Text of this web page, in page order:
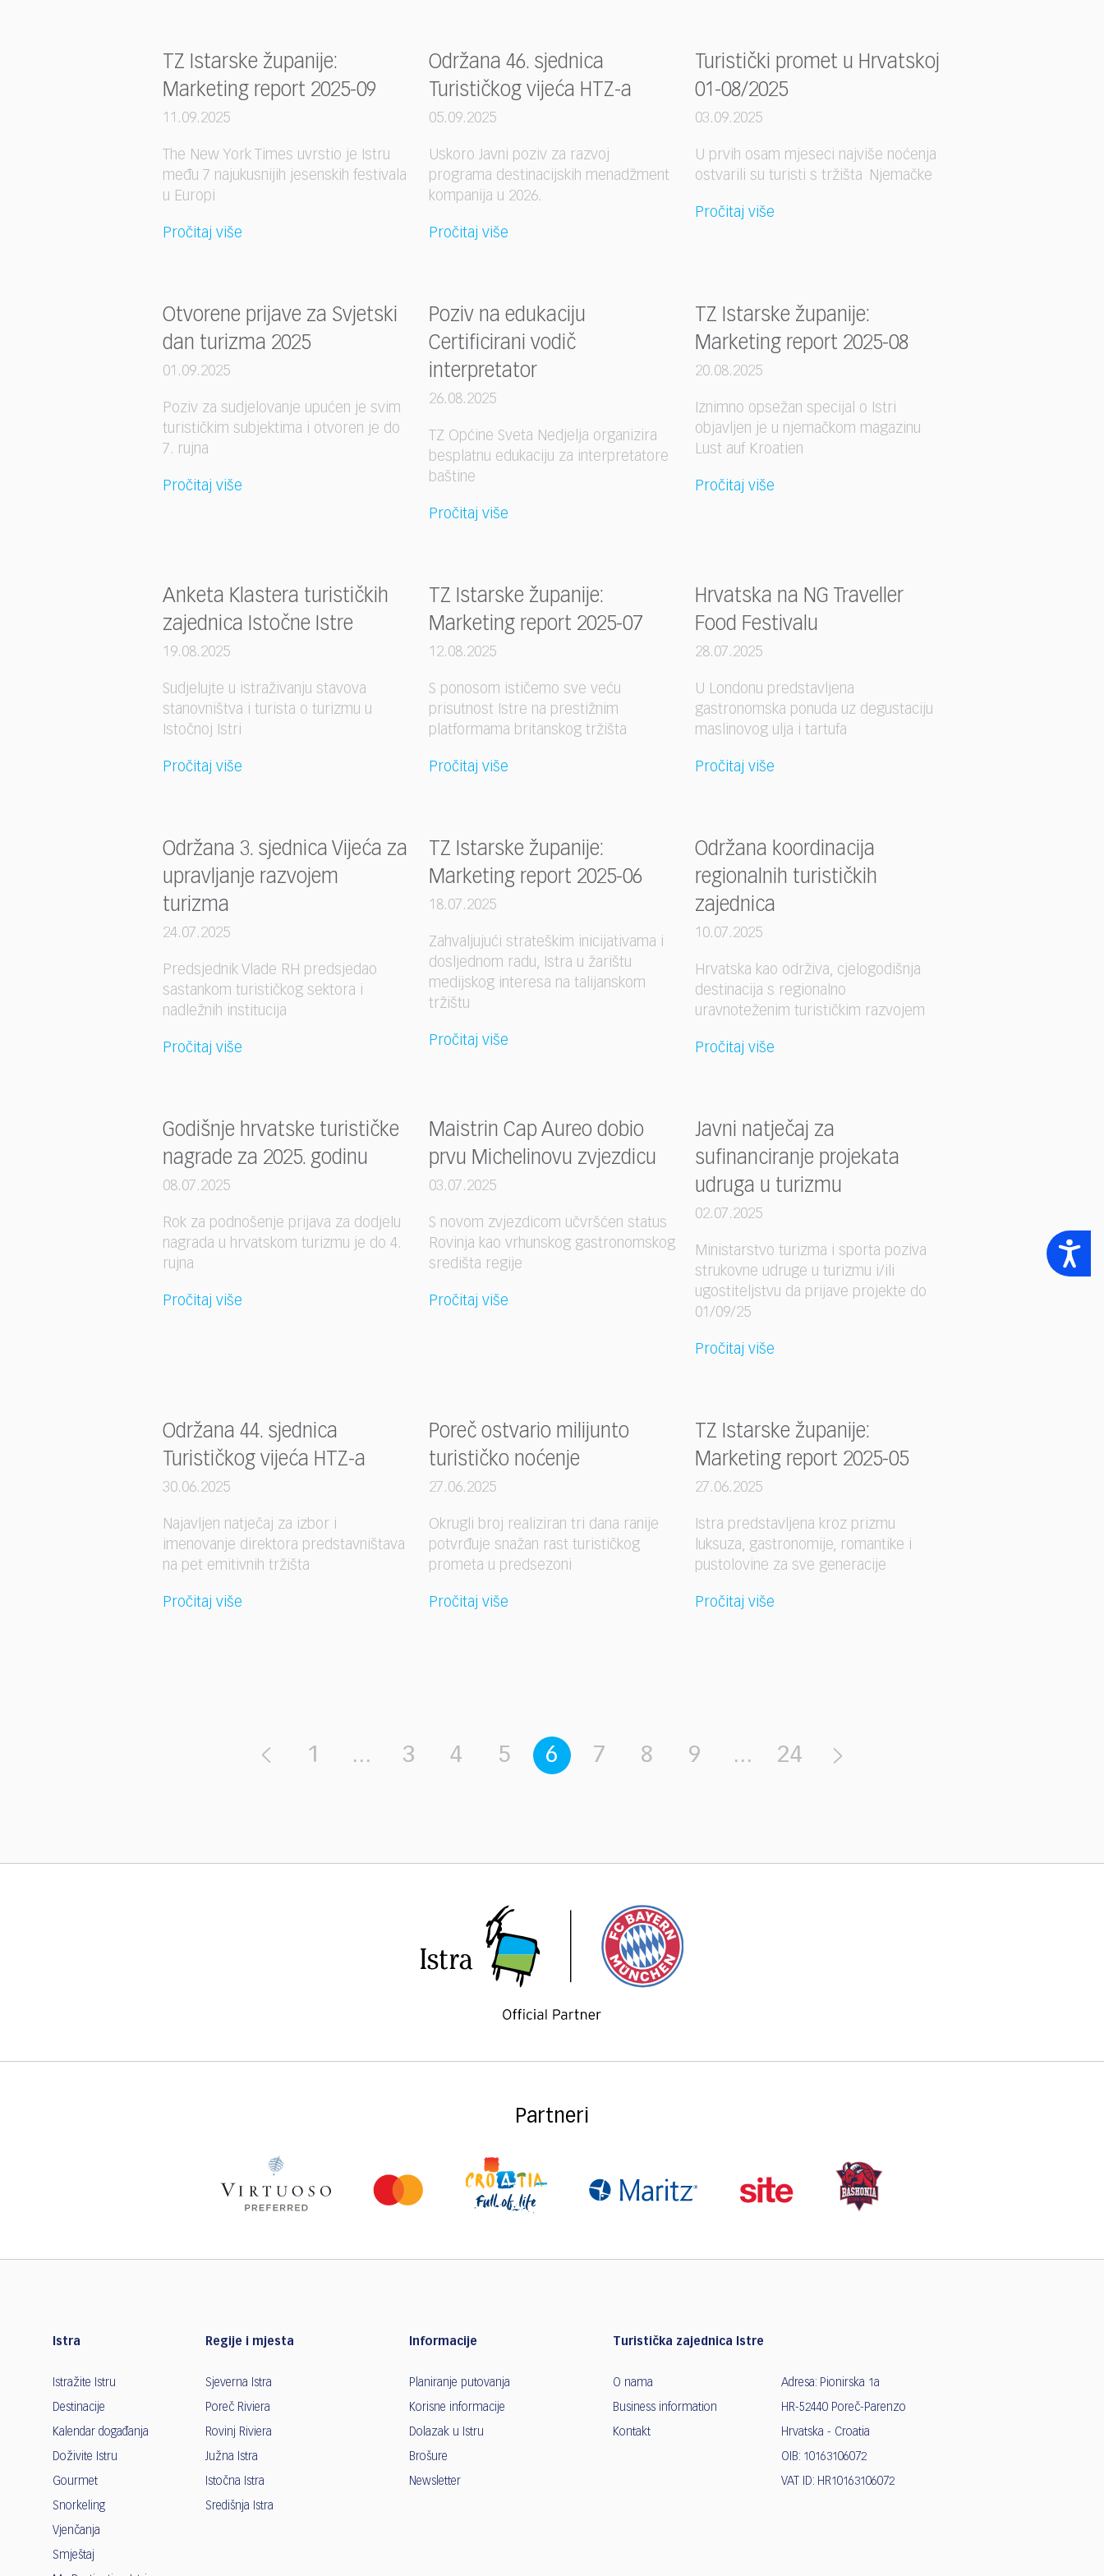
Accessibility
TZ Istarske županije:
Marketing report 2025-09
11.09.2025
The New York Times uvrstio je Istru
među 7 najukusnijih jesenskih festivala
u Europi
Pročitaj više
Održana 46. sjednica
Turističkog vijeća HTZ-a
05.09.2025
Uskoro Javni poziv za razvoj
programa destinacijskih menadžment
kompanija u 2026.
Pročitaj više
Turistički promet u Hrvatskoj
01-08/2025
03.09.2025
U prvih osam mjeseci najviše noćenja
ostvarili su turisti s tržišta Njemačke
Pročitaj više
Otvorene prijave za Svjetski
dan turizma 2025
01.09.2025
Poziv za sudjelovanje upućen je svim
turističkim subjektima i otvoren je do
7. rujna
Pročitaj više
Poziv na edukaciju
Certificirani vodič
interpretator
26.08.2025
TZ Općine Sveta Nedjelja organizira
besplatnu edukaciju za interpretatore
baštine
Pročitaj više
TZ Istarske županije:
Marketing report 2025-08
20.08.2025
Iznimno opsežan specijal o Istri
objavljen je u njemačkom magazinu
Lust auf Kroatien
Pročitaj više
Anketa Klastera turističkih
zajednica Istočne Istre
19.08.2025
Sudjelujte u istraživanju stavova
stanovništva i turista o turizmu u
Istočnoj Istri
Pročitaj više
TZ Istarske županije:
Marketing report 2025-07
12.08.2025
S ponosom ističemo sve veću
prisutnost Istre na prestižnim
platformama britanskog tržišta
Pročitaj više
Hrvatska na NG Traveller
Food Festivalu
28.07.2025
U Londonu predstavljena
gastronomska ponuda uz degustaciju
maslinovog ulja i tartufa
Pročitaj više
Održana 3. sjednica Vijeća za
upravljanje razvojem
turizma
24.07.2025
Predsjednik Vlade RH predsjedao
sastankom turističkog sektora i
nadležnih institucija
Pročitaj više
TZ Istarske županije:
Marketing report 2025-06
18.07.2025
Zahvaljujući strateškim inicijativama i
dosljednom radu, Istra u žarištu
medijskog interesa na talijanskom
tržištu
Pročitaj više
Održana koordinacija
regionalnih turističkih
zajednica
10.07.2025
Hrvatska kao održiva, cjelogodišnja
destinacija s regionalno
uravnoteženim turističkim razvojem
Pročitaj više
Godišnje hrvatske turističke
nagrade za 2025. godinu
08.07.2025
Rok za podnošenje prijava za dodjelu
nagrada u hrvatskom turizmu je do 4.
rujna
Pročitaj više
Maistrin Cap Aureo dobio
prvu Michelinovu zvjezdicu
03.07.2025
S novom zvjezdicom učvršćen status
Rovinja kao vrhunskog gastronomskog
središta regije
Pročitaj više
Javni natječaj za
sufinanciranje projekata
udruga u turizmu
02.07.2025
Ministarstvo turizma i sporta poziva
strukovne udruge u turizmu i/ili
ugostiteljstvu da prijave projekte do
01/09/25
Pročitaj više
Održana 44. sjednica
Turističkog vijeća HTZ-a
30.06.2025
Najavljen natječaj za izbor i
imenovanje direktora predstavništava
na pet emitivnih tržišta
Pročitaj više
Poreč ostvario milijunto
turističko noćenje
27.06.2025
Okrugli broj realiziran tri dana ranije
potvrđuje snažan rast turističkog
prometa u predsezoni
Pročitaj više
TZ Istarske županije:
Marketing report 2025-05
27.06.2025
Istra predstavljena kroz prizmu
luksuza, gastronomije, romantike i
pustolovine za sve generacije
Pročitaj više
1 ... 3 4 5 6 7 8 9 ... 24
Partneri
Istra
Istražite Istru
Destinacije
Kalendar događanja
Doživite Istru
Gourmet
Snorkeling
Vjenčanja
Smještaj
Regije i mjesta
Sjeverna Istra
Poreč Riviera
Rovinj Riviera
Južna Istra
Istočna Istra
Središnja Istra
Informacije
Planiranje putovanja
Korisne informacije
Dolazak u Istru
Brošure
Newsletter
Turistička zajednica Istre
O nama
Business information
Kontakt
Adresa: Pionirska 1a
HR-52440 Poreč-Parenzo
Hrvatska - Croatia
OIB: 10163106072
VAT ID: HR10163106072